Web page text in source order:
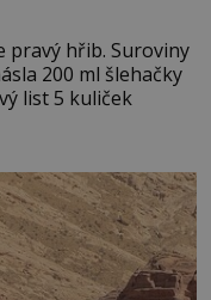
Suroviny
200 ml šlehačky
list 5 kuliček